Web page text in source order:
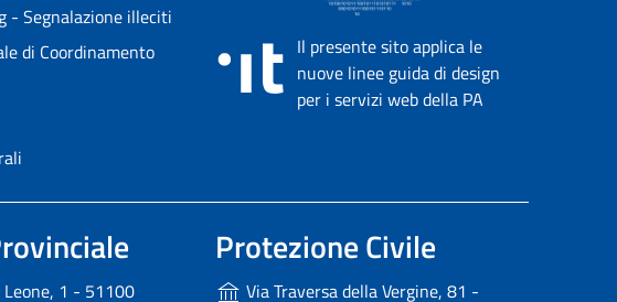
- Segnalazione illeciti
di Coordinamento
Il presente sito applica le
nuove linee guida di design
per i servizi web della PA
Leone, 1 - 51100
Protezione Civile
Via Traversa della Vergine, 81 -